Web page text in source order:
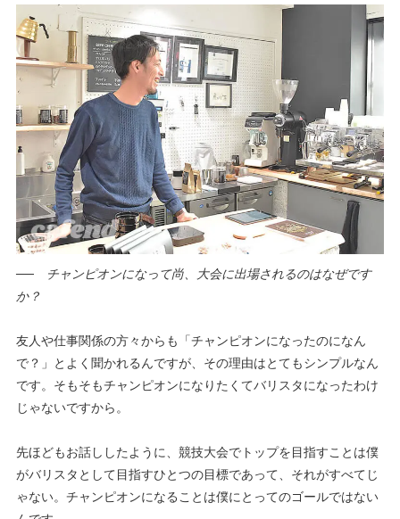
──
チャンピオンになって尚、大会に出場されるのはなぜです
か？
友人や仕事関係の方々からも「チャンピオンになったのになん
で？」とよく聞かれるんですが、その理由はとてもシンプルなん
です。そもそもチャンピオンになりたくてバリスタになったわけ
じゃないですから。
先ほどもお話ししたように、競技大会でトップを目指すことは僕
がバリスタとして目指すひとつの目標であって、それがすべてじ
ゃない。チャンピオンになることは僕にとってのゴールではない